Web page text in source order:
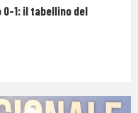
0-1: il tabellino del